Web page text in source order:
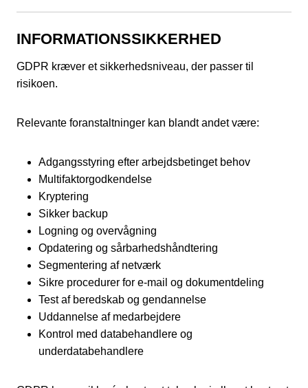
INFORMATIONSSIKKERHED
GDPR kræver et sikkerhedsniveau, der passer til
risikoen.
Relevante foranstaltninger kan blandt andet være:
Adgangsstyring efter arbejdsbetinget behov
Multifaktorgodkendelse
Kryptering
Sikker backup
Logning og overvågning
Opdatering og sårbarhedshåndtering
Segmentering af netværk
Sikre procedurer for e-mail og dokumentdeling
Test af beredskab og gendannelse
Uddannelse af medarbejdere
Kontrol med databehandlere og
underdatabehandlere